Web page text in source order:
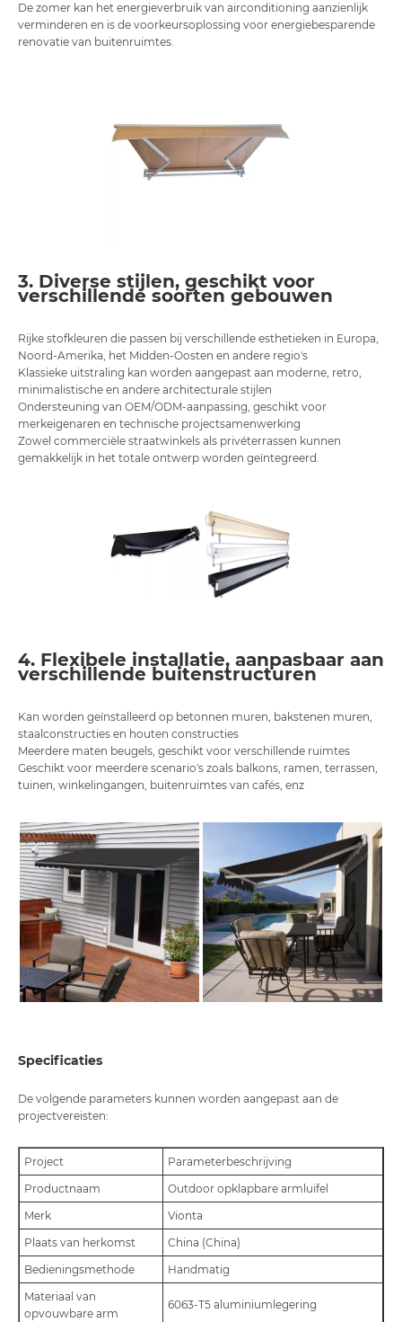
De zomer kan het energieverbruik van airconditioning aanzienlijk
verminderen en is de voorkeursoplossing voor energiebesparende
renovatie van buitenruimtes.
3. Diverse stijlen, geschikt voor
verschillende soorten gebouwen
Rijke stofkleuren die passen bij verschillende esthetieken in Europa,
Noord-Amerika, het Midden-Oosten en andere regio's
Klassieke uitstraling kan worden aangepast aan moderne, retro,
minimalistische en andere architecturale stijlen
Ondersteuning van OEM/ODM-aanpassing, geschikt voor
merkeigenaren en technische projectsamenwerking
Zowel commerciële straatwinkels als privéterrassen kunnen
gemakkelijk in het totale ontwerp worden geïntegreerd.
4. Flexibele installatie, aanpasbaar aan
verschillende buitenstructuren
Kan worden geïnstalleerd op betonnen muren, bakstenen muren,
staalconstructies en houten constructies
Meerdere maten beugels, geschikt voor verschillende ruimtes
Geschikt voor meerdere scenario's zoals balkons, ramen, terrassen,
tuinen, winkelingangen, buitenruimtes van cafés, enz
Specificaties
De volgende parameters kunnen worden aangepast aan de
projectvereisten:
Project
Parameterbeschrijving
Productnaam
Outdoor opklapbare armluifel
Merk
Vionta
Plaats van herkomst
China (China)
Bedieningsmethode
Handmatig
Materiaal van
opvouwbare arm
6063-T5 aluminiumlegering